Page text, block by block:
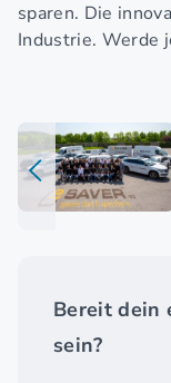
sparen. Die
Industrie. Werde
Bereit dein
sein?